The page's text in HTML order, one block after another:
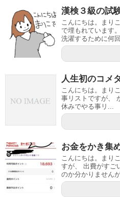
漢検３級の試
こんにちは。まり
で埋もれています
洗濯するために何
人生初のコメ
こんにちは。まり
事リストですが、
休みでやる事リ...
お金をかき集
こんにちは。まり
すが、 出費がすご
のか分かりません